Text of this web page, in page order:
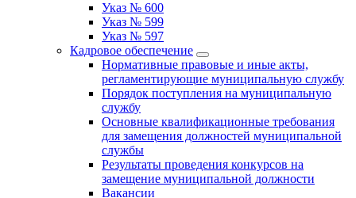
Указ № 600
Указ № 599
Указ № 597
Кадровое обеспечение
Нормативные правовые и иные акты,
регламентирующие муниципальную службу
Порядок поступления на муниципальную
службу
Основные квалификационные требования
для замещения должностей муниципальной
службы
Результаты проведения конкурсов на
замещение муниципальной должности
Вакансии